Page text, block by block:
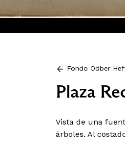
Fondo Odber
Plaza
Vista de una
árboles. Al